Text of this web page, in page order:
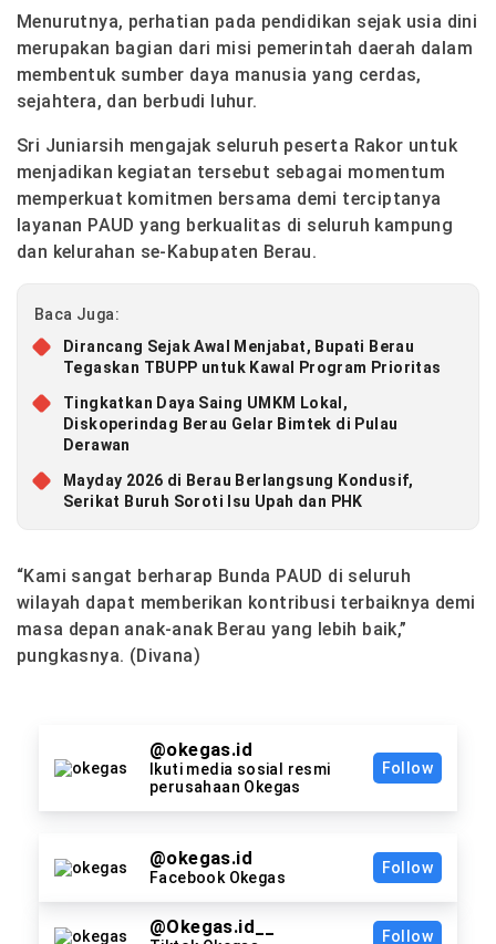
Menurutnya, perhatian pada pendidikan sejak usia dini
merupakan bagian dari misi pemerintah daerah dalam
membentuk sumber daya manusia yang cerdas,
sejahtera, dan berbudi luhur.
Sri Juniarsih mengajak seluruh peserta Rakor untuk
menjadikan kegiatan tersebut sebagai momentum
memperkuat komitmen bersama demi terciptanya
layanan PAUD yang berkualitas di seluruh kampung
dan kelurahan se-Kabupaten Berau.
Baca Juga:
Dirancang Sejak Awal Menjabat, Bupati Berau
Tegaskan TBUPP untuk Kawal Program Prioritas
Tingkatkan Daya Saing UMKM Lokal,
Diskoperindag Berau Gelar Bimtek di Pulau
Derawan
Mayday 2026 di Berau Berlangsung Kondusif,
Serikat Buruh Soroti Isu Upah dan PHK
“Kami sangat berharap Bunda PAUD di seluruh
wilayah dapat memberikan kontribusi terbaiknya demi
masa depan anak-anak Berau yang lebih baik,”
pungkasnya. (Divana)
@okegas.id
Ikuti media sosial resmi
perusahaan Okegas
Follow
@okegas.id
Facebook Okegas
Follow
@Okegas.id__ Follow